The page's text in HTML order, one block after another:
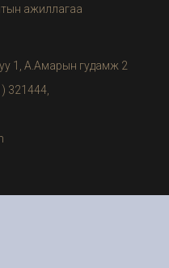
ажиллагаа
1, А.Амарын гудамж 2
321444,